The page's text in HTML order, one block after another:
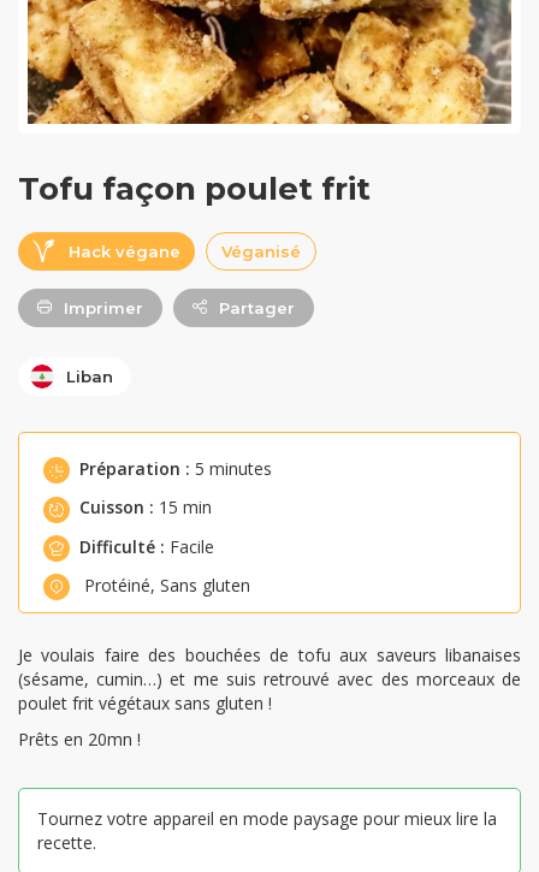
Tofu façon poulet frit
Hack végane Véganisé
Imprimer Partager
Liban
Préparation : 5 minutes
Cuisson : 15 min
Difficulté : Facile
Protéiné, Sans gluten
Je voulais faire des bouchées de tofu aux saveurs libanaises
(sésame, cumin…) et me suis retrouvé avec des morceaux de
poulet frit végétaux sans gluten !
Prêts en 20mn !
Tournez votre appareil en mode paysage pour mieux lire la
recette.